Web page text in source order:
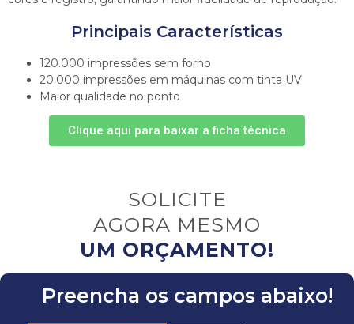
Principais Características
120.000 impressões sem forno
20.000 impressões em máquinas com tinta UV
Maior qualidade no ponto
Clique aqui para baixar a ficha técnica
SOLICITE
AGORA MESMO
UM ORÇAMENTO!
Preencha os campos abaixo!